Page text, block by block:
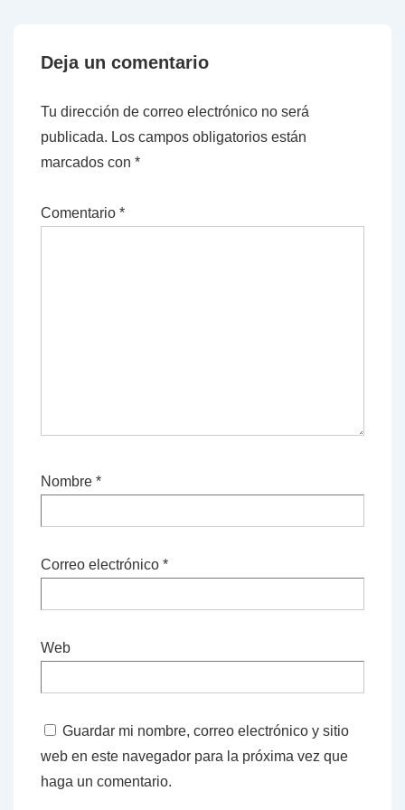
Deja un comentario
Tu dirección de correo electrónico no será
publicada. Los campos obligatorios están
marcados con *
Comentario *
Nombre *
Correo electrónico *
Web
Guardar mi nombre, correo electrónico y sitio
web en este navegador para la próxima vez que
haga un comentario.